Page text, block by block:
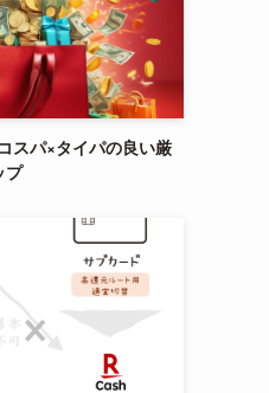
スパ×タイパの良い厳
プ